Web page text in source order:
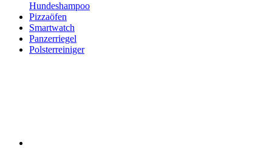
Hundeshampoo
Pizzaöfen
Smartwatch
Panzerriegel
Polsterreiniger